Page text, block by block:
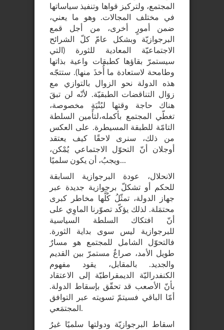
المجتمع، ولتركيز قواها وتنفيذ سياساتها
في مختلف المجالات. وهو ما يعني،
ضمن أمورٍ أخرى، من أجل قمع
البرجوازيّة وبشكل عامّ كلّ الشرائح
الاجتماعيّة المعادية للثورة (التي
سيستمرّ بقاؤها كطبقات واعية بذاتها
وطامحة لاستعادة ما أُخذَ منها). ستتجّه
هذه الدولة نحو الزوال بالتوازي مع
زوَال التناقضات الطبقيّة. لأنّه لن تبقَ
هناك حاجة وقتها لبُنْيَةٍ مخصوصة،
تغطّي المجتمع بأكمله،لتأمين السلطة
التامّة للطبقة المسيطرة. على العكس
من ذلك، سنرى لاحقًا كيف يعتقد
أوجلان أنّ التحوّل الاجتماعي يُمْكن،
ويجبُ، أن يكون سلميًا...
الانحلال، عودة البرجوازية السابقة
للحكم أو تشكلّ برجوازية جديدة عبر
جهاز الدولة، تمثّلُ كُلَّها مخاطر كبرى
محتمَلة. لذلك يؤكّد تصوّرنا الماوِي على
أنّ افتكاك السلطة السياسية
للبرجوازية ليس سوى بداية الثورة.
فالتحوّل الشامل للمجتمع هو مسارٌ
طويل الأمد، صراعٌ مستمرّ بين القديم
والجديد. بالمقابل، يقود مفهوم
الكنفدراليّة الديمقراطيّة إلى الاعتقاد
بأنّ الأصعب قد تحقّق بإسقاط الدولة.
أمّا الباقي فسيتمّ تسويته عبر التوافق
المجتمَعي.
اسقاط البرجوازيّة ودولتها سلميًا غيرُ